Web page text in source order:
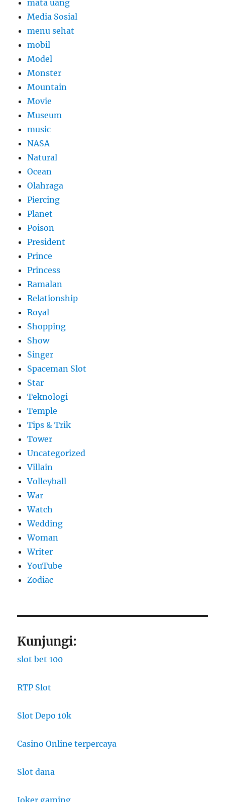
mata uang
Media Sosial
menu sehat
mobil
Model
Monster
Mountain
Movie
Museum
music
NASA
Natural
Ocean
Olahraga
Piercing
Planet
Poison
President
Prince
Princess
Ramalan
Relationship
Royal
Shopping
Show
Singer
Spaceman Slot
Star
Teknologi
Temple
Tips & Trik
Tower
Uncategorized
Villain
Volleyball
War
Watch
Wedding
Woman
Writer
YouTube
Zodiac
Kunjungi:
slot bet 100
RTP Slot
Slot Depo 10k
Casino Online terpercaya
Slot dana